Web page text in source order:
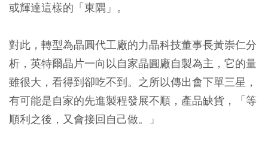
或輝達這樣的「東隅」。
對此，轉型為晶圓代工廠的力晶科技董事長黃崇仁分
析，英特爾晶片一向以自家晶圓廠自製為主，它的量
雖很大，看得到卻吃不到。之所以傳出會下單三星，
有可能是自家的先進製程發展不順，產品缺貨，「等
順利之後，又會接回自己做。」